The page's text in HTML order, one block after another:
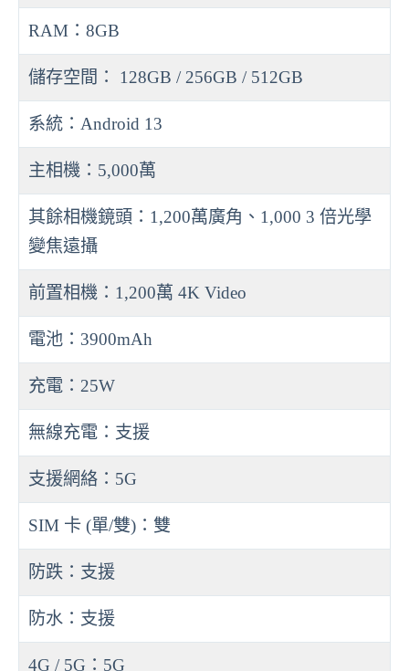
RAM：8GB
儲存空間： 128GB / 256GB / 512GB
系統：Android 13
主相機：5,000萬
其餘相機鏡頭：1,200萬廣角、1,000 3 倍光學
變焦遠攝
前置相機：1,200萬 4K Video
電池：3900mAh
充電：25W
無線充電：支援
支援網絡：5G
SIM 卡 (單/雙)：雙
防跌：支援
防水：支援
4G / 5G：5G